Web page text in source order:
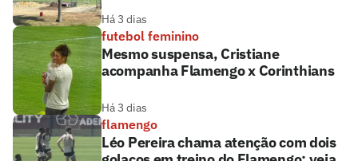
Há 3 dias
futebol feminino
Mesmo suspensa, Cristiane
acompanha Flamengo x Corinthians
Há 3 dias
flamengo
Léo Pereira chama atenção com dois